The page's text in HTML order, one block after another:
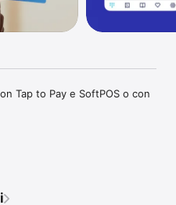
Tap to Pay e SoftPOS o con